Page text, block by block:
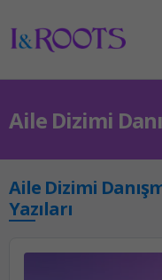
Aile Dizimi
Aile Dizimi
Yazıları